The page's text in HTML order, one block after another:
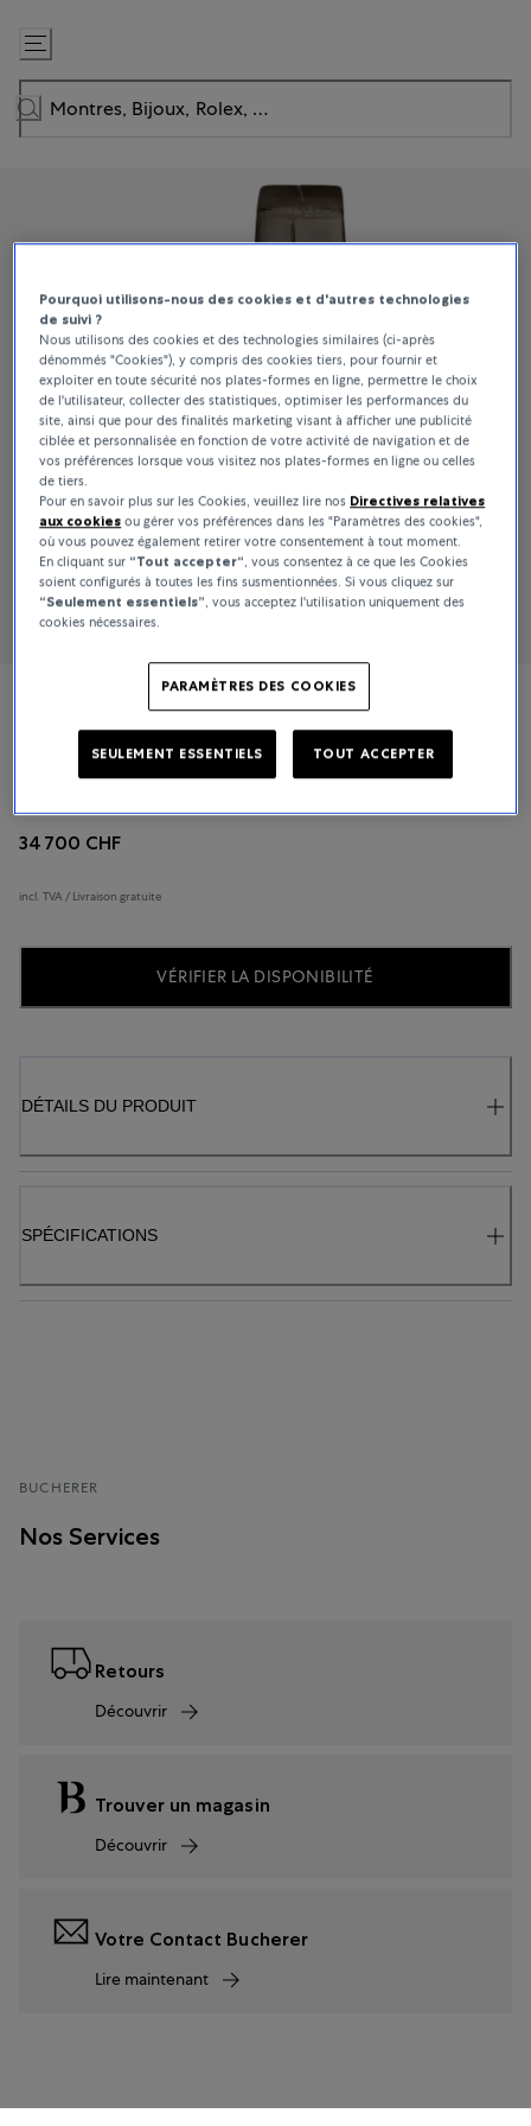
Passer
au
contenu
Vacheron Constantin
34 700 CHF
incl. TVA / Livraison gratuite
VÉRIFIER LA DISPONIBILITÉ
DÉTAILS DU PRODUIT
SPÉCIFICATIONS
BUCHERER
Nos Services
Retours
Découvrir
Trouver un magasin
Découvrir
Votre Contact Bucherer
Lire maintenant
Pourquoi utilisons-nous des cookies et d'autres technologies
de suivi ?
Nous utilisons des cookies et des technologies similaires (ci-après
dénommés "Cookies"), y compris des cookies tiers, pour fournir et
exploiter en toute sécurité nos plates-formes en ligne, permettre le choix
de l'utilisateur, collecter des statistiques, optimiser les performances du
site, ainsi que pour des finalités marketing visant à afficher une publicité
ciblée et personnalisée en fonction de votre activité de navigation et de
vos préférences lorsque vous visitez nos plates-formes en ligne ou celles
de tiers.
Pour en savoir plus sur les Cookies, veuillez lire nos Directives relatives
aux cookies ou gérer vos préférences dans les "Paramètres des cookies",
où vous pouvez également retirer votre consentement à tout moment.
En cliquant sur “Tout accepter“ , vous consentez à ce que les Cookies
soient configurés à toutes les fins susmentionnées. Si vous cliquez sur
“Seulement essentiels” , vous acceptez l'utilisation uniquement des
cookies nécessaires.
PARAMÈTRES DES COOKIES
SEULEMENT ESSENTIELS TOUT ACCEPTER